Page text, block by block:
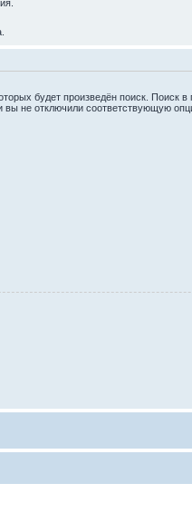
будет произведён поиск. Поиск в
вы не отключили соответствующую